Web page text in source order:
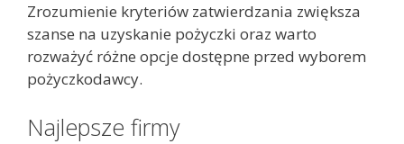
Zrozumienie kryteriów zatwierdzania zwiększa
szanse na uzyskanie pożyczki oraz warto
rozważyć różne opcje dostępne przed wyborem
pożyczkodawcy.
Najlepsze firmy